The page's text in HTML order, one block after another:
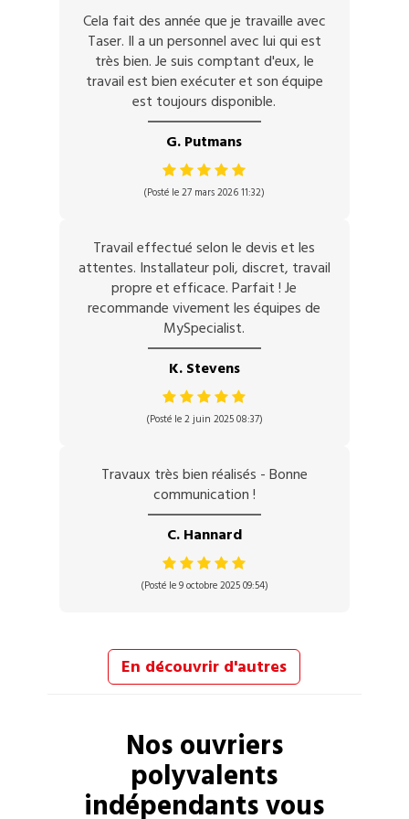
Cela fait des année que je travaille avec
Taser. Il a un personnel avec lui qui est
très bien. Je suis comptant d'eux, le
travail est bien exécuter et son équipe
est toujours disponible.
G. Putmans
(Posté le 27 mars 2026 11:32)
Travail effectué selon le devis et les
attentes. Installateur poli, discret, travail
propre et efficace. Parfait ! Je
recommande vivement les équipes de
MySpecialist.
K. Stevens
(Posté le 2 juin 2025 08:37)
Travaux très bien réalisés - Bonne
communication !
C. Hannard
(Posté le 9 octobre 2025 09:54)
En découvrir d'autres
Nos ouvriers
polyvalents
indépendants vous